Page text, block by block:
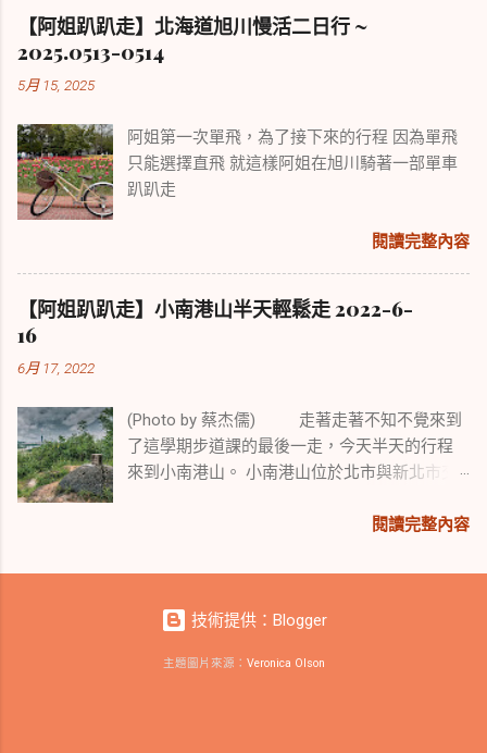
但旅遊與賞鳥行走路程各異，所經之處也迥然
不同，可以說是景點與野趣的不同體驗。
【阿姐趴趴走】北海道旭川慢活二日行 ~
2025.0513-0514
5月 15, 2025
阿姐第一次單飛，為了接下來的行程 因為單飛
只能選擇直飛 就這樣阿姐在旭川騎著一部單車
趴趴走
閱讀完整內容
【阿姐趴趴走】小南港山半天輕鬆走 2022-6-
16
6月 17, 2022
(Photo by 蔡杰儒) 走著走著不知不覺來到
了這學期步道課的最後一走，今天半天的行程
來到小南港山。 小南港山位於北市與新北市交
我們走在平坦的階梯步道，走在山稜線眺望台
閱讀完整內容
技術提供：Blogger
主題圖片來源： Veronica Olson